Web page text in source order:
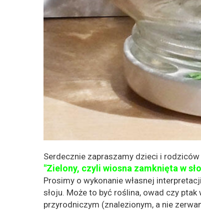
Serdecznie zapraszamy dzieci i
"Zielony, czyli wiosna zamknięta w
Prosimy o wykonanie własnej
słoju. Może to być roślina, owad czy
przyrodniczym (znalezionym, a nie